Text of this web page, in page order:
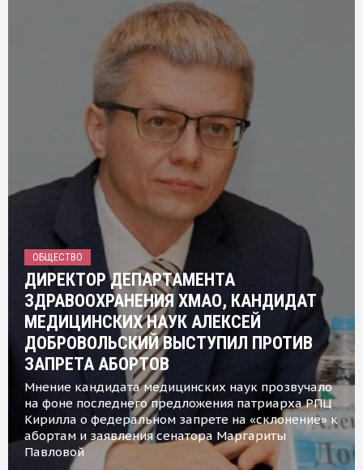
ОБЩЕСТВО
ДИРЕКТОР ДЕПАРТАМЕНТА
ЗДРАВООХРАНЕНИЯ ХМАО, КАНДИДАТ
МЕДИЦИНСКИХ НАУК АЛЕКСЕЙ
ДОБРОВОЛЬСКИЙ ВЫСТУПИЛ ПРОТИВ
ЗАПРЕТА АБОРТОВ
Мнение кандидата медицинских наук прозвучало
на фоне последнего предложения патриарха РПЦ
Кирилла о федеральном запрете на «склонение» к
абортам и заявления сенатора Маргариты
Павловой